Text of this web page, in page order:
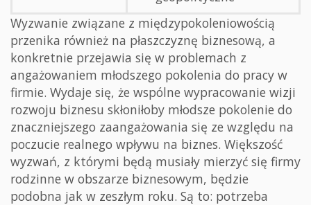
Wyzwanie związane z międzypokoleniowością
przenika również na płaszczyznę biznesową, a
konkretnie przejawia się w problemach z
angażowaniem młodszego pokolenia do pracy w
firmie. Wydaje się, że wspólne wypracowanie wizji
rozwoju biznesu skłoniłoby młodsze pokolenie do
znaczniejszego zaangażowania się ze względu na
poczucie realnego wpływu na biznes. Większość
wyzwań, z którymi będą musiały mierzyć się firmy
rodzinne w obszarze biznesowym, będzie
podobna jak w zeszłym roku. Są to: potrzeba